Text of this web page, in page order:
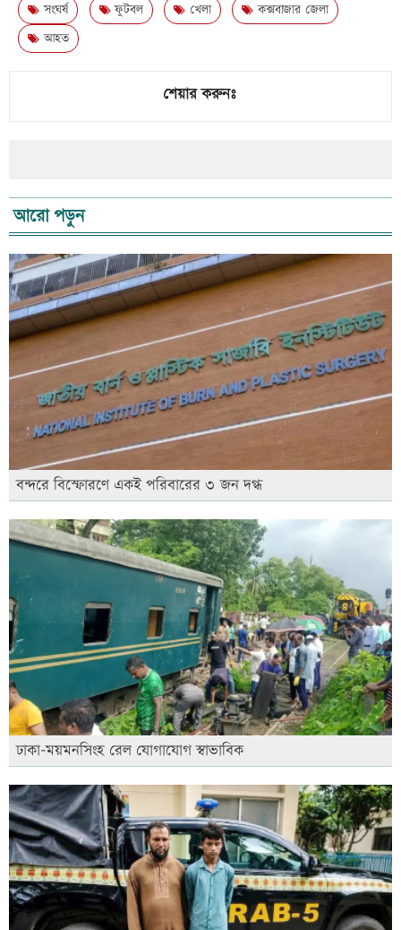
সংঘর্ষ ফুটবল খেলা
কক্সবাজার জেলা
আহত
শেয়ার করুনঃ
আরো পড়ুন
বন্দরে বিস্ফোরণে একই পরিবারের ৩ জন দগ্ধ
ঢাকা-ময়মনসিংহ রেল যোগাযোগ স্বাভাবিক